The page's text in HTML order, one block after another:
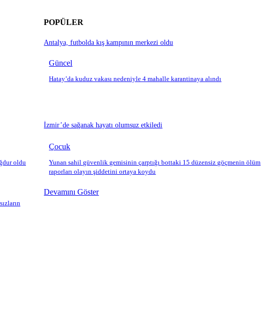
Güncel
Hatay’da kuduz vakası nedeniyle 4 mahalle karantinaya alındı
oldu
Çocuk
Yunan sahil güvenlik gemisinin çarptığı bottaki 15 düzensiz göçmenin ölüm
raporları olayın şiddetini ortaya koydu
POPÜLER
Antalya, futbolda kış kampının merkezi oldu
İzmir’de sağanak hayatı olumsuz etkiledi
Devamını Göster